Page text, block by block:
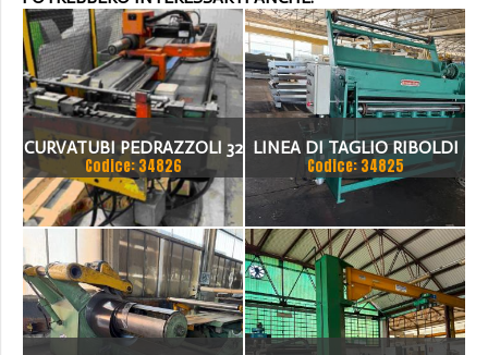
CURVATUBI PEDRAZZOLI 32
- 3 ASSI CNC
Codice: 34826
LINEA DI TAGLIO RIBOLDI
1500 X 2MM
Codice: 34825